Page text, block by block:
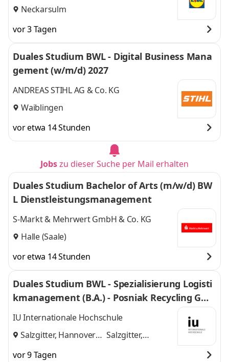
Neckarsulm
vor 3 Tagen
Duales Studium BWL - Digital Business Mana
gement (w/m/d) 2027
ANDREAS STIHL AG & Co. KG
Waiblingen
vor etwa 14 Stunden
Jobszu dieser Suche per Mail erhalten
Duales Studium Bachelor of Arts (m/w/d) BW
L Dienstleistungsmanagement
S-Markt & Mehrwert GmbH & Co. KG
Halle (Saale)
vor etwa 14 Stunden
Duales Studium BWL - Spezialisierung Logisti
kmanagement (B.A.) - Posniak Recycling Gmb
H
IU Internationale Hochschule
Salzgitter, Hannover
Salzgitter,
vor 9 Tagen